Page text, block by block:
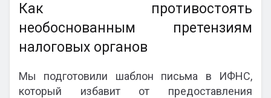
Как противостоять
необоснованным претензиям
налоговых органов
Мы подготовили шаблон письма в ИФНС,
который избавит от предоставления